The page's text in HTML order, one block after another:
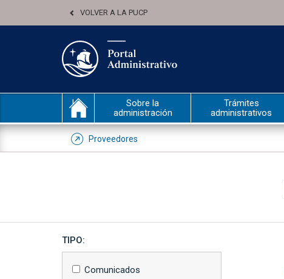
VOLVER A LA PUCP
Sobre la
administración
Trámites
administrativos
Proveedores
TIPO:
Comunicados